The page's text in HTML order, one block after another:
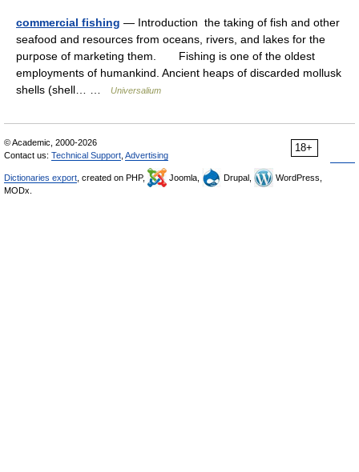
commercial fishing — Introduction the taking of fish and other
seafood and resources from oceans, rivers, and lakes for the
purpose of marketing them. Fishing is one of the oldest
employments of humankind. Ancient heaps of discarded mollusk
shells (shell… …
Universalium
18+
© Academic, 2000-2026
Contact us: Technical Support Advertising
Dictionaries export , created on PHP, Joomla, Drupal,
WordPress,
MODx.